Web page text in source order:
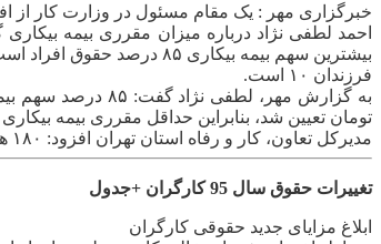
خبرگزاری مهر : یک مقام مسئول در وزارت کار از افزایش مقرری بیمه
فرزندان ۱۰ است.
تومان تعیین شد، بنابراین حداقل مقرری بیمه بیکاری نیز در سال ۹۵ حدود ۸۱۲
مدیرکل تعاون، کار و رفاه استان تهران افزود: ۱۸۰ هزار نفر در کشور از بیمه بیکاری استفاده می‌کنند و در حال حاضر کمترین مدت پرداخت مقرری بیمه بیکاری شش ماه و بیشترین پرداخت ۵۰ ماه است.
تغییرات حقوق سال 95 کارگران +جدول
ابلاغ مزایای جدید حقوقی کارگران